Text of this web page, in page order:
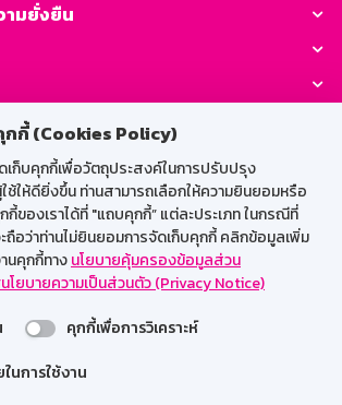
กกี้ (Cookies Policy)
ดเก็บคุกกี้เพื่อวัตถุประสงค์ในการปรับปรุง
ให้ดียิ่งขึ้น ท่านสามารถเลือกให้ความยินยอมหรือ
กี้ของเราได้ที่ "แถบคุกกี้” แต่ละประเภท ในกรณีที่
ะถือว่าท่านไม่ยินยอมการจัดเก็บคุกกี้ คลิกข้อมูลเพิ่ม
นคุกกี้ทางนโยบายคุ้มครองข้อมูลส่วน
โยบายความเป็นส่วนตัว (Privacy Notice)
คุกกี้เพื่อการวิเคราะห์
นการใช้งาน
มยั่งยืน
GSB Society:
สำหรับพนักงาน
GSB Wisdom
M-Search
เข้าสู่ระบบเน็ตเมล